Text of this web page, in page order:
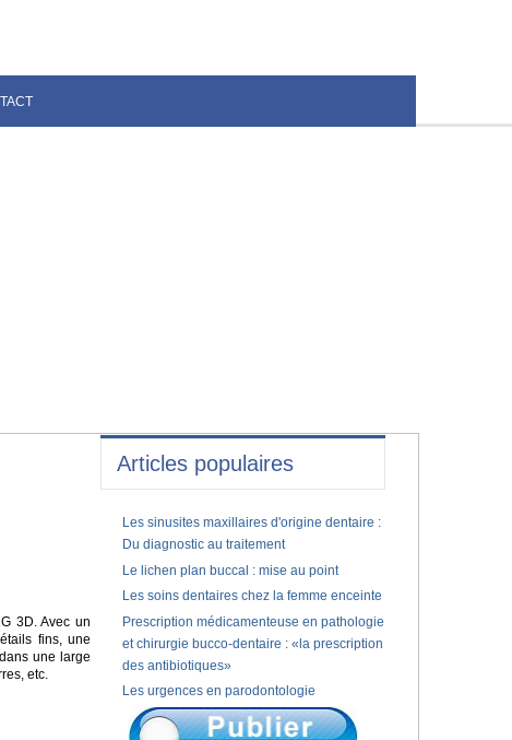
3D. Avec un
fins, une
une large
etc.
Articles populaires
Les sinusites maxillaires d'origine dentaire :
Du diagnostic au traitement
Le lichen plan buccal : mise au point
Les soins dentaires chez la femme enceinte
Prescription médicamenteuse en pathologie
et chirurgie bucco-dentaire : «la prescription
des antibiotiques»
Les urgences en parodontologie